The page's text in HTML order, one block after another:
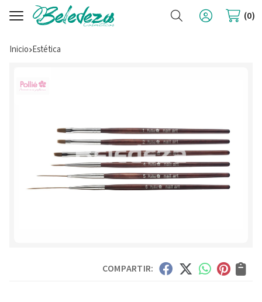
Buscar 0
Inicio estética
COMPARTIR: